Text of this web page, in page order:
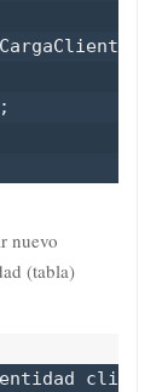
nuevo
(tabla)